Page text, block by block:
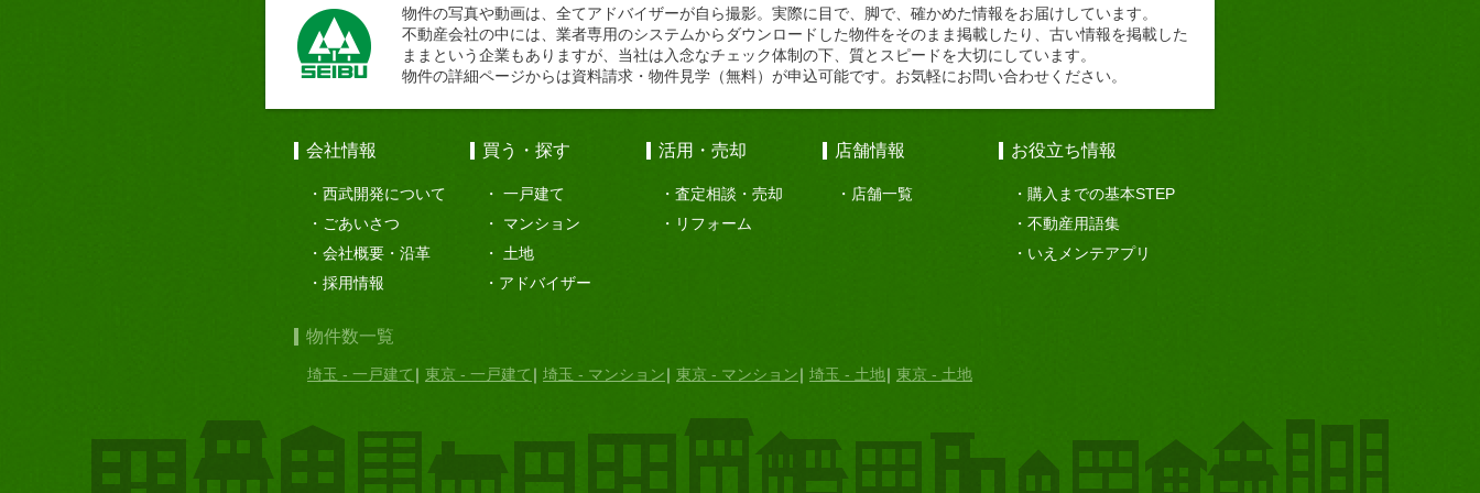
物件の写真や動画は、全てアドバイザーが自ら撮影。実際に目で、脚で、確かめた情報をお届けしています。
不動産会社の中には、業者専用のシステムからダウンロードした物件をそのまま掲載したり、古い情報を掲載した
ままという企業もありますが、当社は入念なチェック体制の下、質とスピードを大切にしています。
物件の詳細ページからは資料請求・物件見学（無料）が申込可能です。お気軽にお問い合わせください。
会社情報
西武開発について
ごあいさつ
会社概要・沿革
採用情報
買う・探す
一戸建て
マンション
土地
アドバイザー
活用・売却
査定相談・売却
リフォーム
店舗情報
店舗一覧
お役立ち情報
購入までの基本STEP
不動産用語集
いえメンテアプリ
物件数一覧
埼玉 - 一戸建て 東京 - 一戸建て 埼玉 - マンション 東京 - マンション 埼玉 - 土地 東京 - 土地